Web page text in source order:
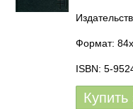
Формат:
ISBN: 5-
Купить